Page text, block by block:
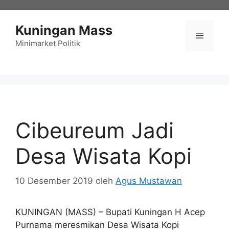
Kuningan Mass
Minimarket Politik
Menu
Cibeureum Jadi
Desa Wisata Kopi
10 Desember 2019 oleh Agus Mustawan
KUNINGAN (MASS) – Bupati Kuningan H Acep
Purnama meresmikan Desa Wisata Kopi